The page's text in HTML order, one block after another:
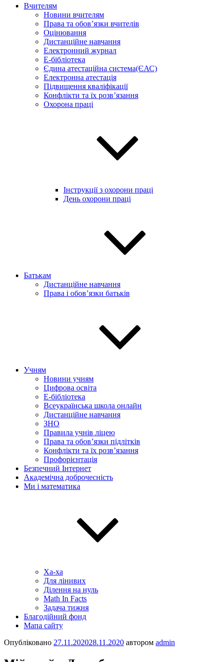
Вчителям
Новини вчителям
Права та обов’язки вчителів
Оцінювання
Дистанційне навчання
Електронний журнал
E-бібліотека
Єдина атестаційна система(ЄАС)
Електронна атестація
Підвищення кваліфікації
Конфлікти та їх розв’язання
Охорона праці
Інструкції з охорони праці
День охорони праці
Батькам
Дистанційне навчання
Права і обов’язки батьків
Учням
Новини учням
Цифрова освіта
E-бібліотека
Всеукраїнська школа онлайн
Дистанційне навчання
ЗНО
Правила учнів ліцею
Права та обов’язки підлітків
Конфлікти та їх розв’язання
Профорієнтація
Безпечний Інтернет
Академічна доброчесність
Ми і математика
Ха-ха
Для лінивих
Ділення на нуль
Math In Facts
Задача тижня
Благодійний фонд
Мапа сайту
Опубліковано 27.11.202028.11.2020 автором admin